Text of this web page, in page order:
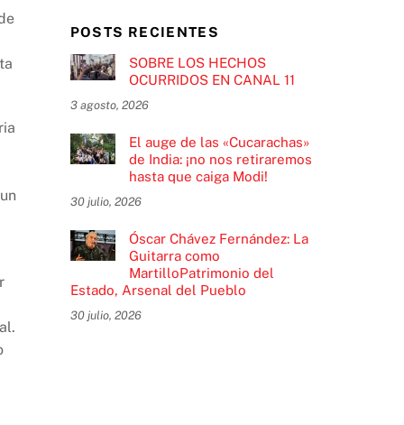
POSTS RECIENTES
SOBRE LOS HECHOS
OCURRIDOS EN CANAL 11
3 agosto, 2026
El auge de las «Cucarachas»
de India: ¡no nos retiraremos
hasta que caiga Modi!
30 julio, 2026
Óscar Chávez Fernández: La
Guitarra como
MartilloPatrimonio del
Estado, Arsenal del Pueblo
30 julio, 2026